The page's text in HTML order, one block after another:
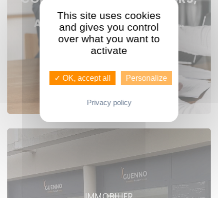
RESPONSABLES
AGENCES, ASSISTANTES…
Voir nos offres
This site uses cookies
and gives you control
over what you want to
activate
✓ OK, accept all Personalize
Privacy policy